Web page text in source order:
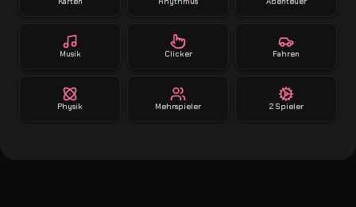
Musik Clicker Fahren
Physik Mehrspieler 2 Spieler